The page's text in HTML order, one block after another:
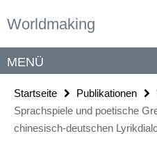
direkt
Inhalt
Worldmaking
Service-
MENÜ
Startseite Publikationen
Sprachspiele und poetische
chinesisch-deutschen